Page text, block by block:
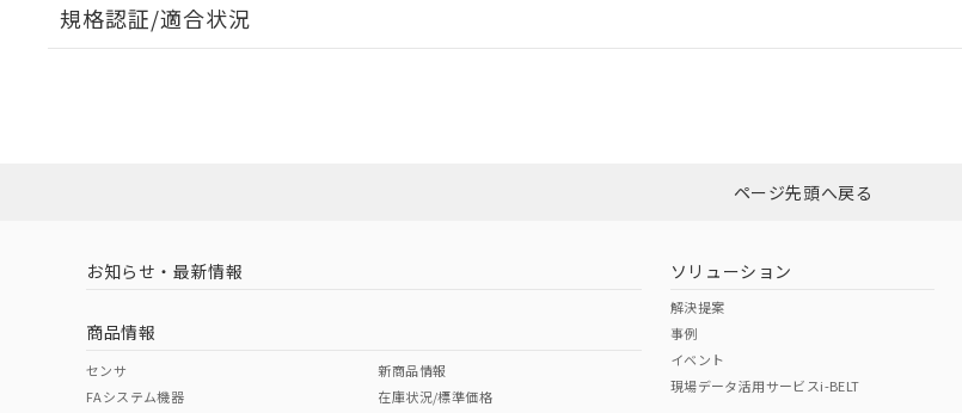
EU RoHS 注意事項・凡例
ダウンロードはこちら
中国 RoHS 注意事項・凡例
中国 RoHS表
規格認証/適合状況
ページ先頭へ戻る
お知らせ・最新情報
商品情報
センサ
FAシステム機器
新商品情報
在庫状況/標準価格
ソリューション
解決提案
事例
イベント
現場データ活用サービスi-BELT